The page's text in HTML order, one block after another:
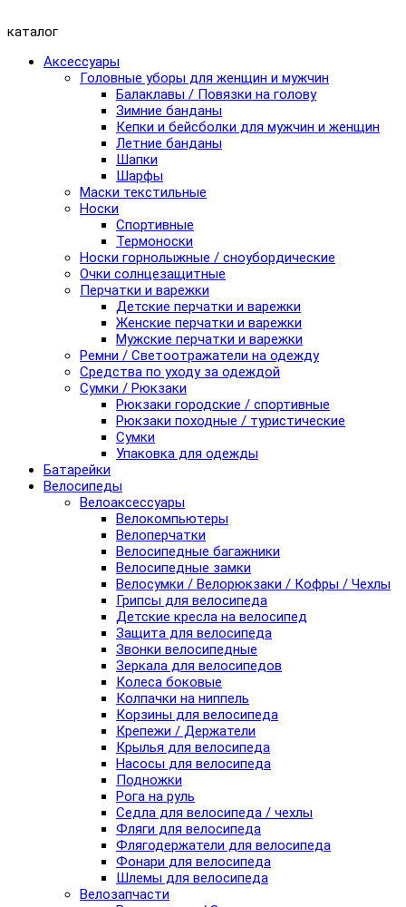
каталог
Аксессуары
Головные уборы для женщин и мужчин
Балаклавы / Повязки на голову
Зимние банданы
Кепки и бейсболки для мужчин и женщин
Летние банданы
Шапки
Шарфы
Маски текстильные
Носки
Спортивные
Термоноски
Носки горнолыжные / сноубордические
Очки солнцезащитные
Перчатки и варежки
Детские перчатки и варежки
Женские перчатки и варежки
Мужские перчатки и варежки
Ремни / Светоотражатели на одежду
Средства по уходу за одеждой
Сумки / Рюкзаки
Рюкзаки городские / спортивные
Рюкзаки походные / туристические
Сумки
Упаковка для одежды
Батарейки
Велосипеды
Велоаксессуары
Велокомпьютеры
Велоперчатки
Велосипедные багажники
Велосипедные замки
Велосумки / Велорюкзаки / Кофры / Чехлы
Грипсы для велосипеда
Детские кресла на велосипед
Защита для велосипеда
Звонки велосипедные
Зеркала для велосипедов
Колеса боковые
Колпачки на ниппель
Корзины для велосипеда
Крепежи / Держатели
Крылья для велосипеда
Насосы для велосипеда
Подножки
Рога на руль
Седла для велосипеда / чехлы
Фляги для велосипеда
Флягодержатели для велосипеда
Фонари для велосипеда
Шлемы для велосипеда
Велозапчасти